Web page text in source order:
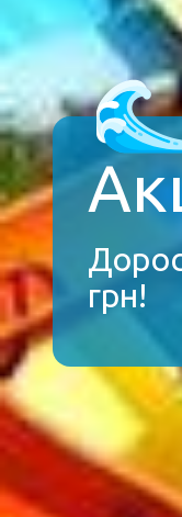
грн!